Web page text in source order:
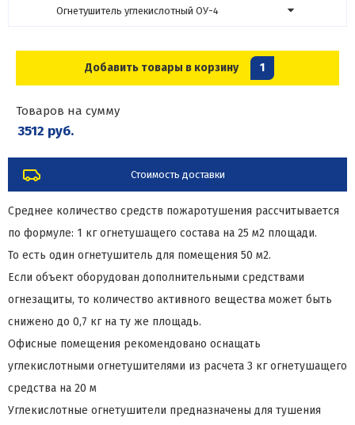
Огнетушитель углекислотный ОУ-4
Добавить товары в корзину 1
Товаров на сумму
3512 руб.
Стоимость доставки
Среднее количество средств пожаротушения рассчитывается
по формуле: 1 кг огнетушащего состава на 25 м2 площади.
То есть один огнетушитель для помещения 50 м2.
Если объект оборудован дополнительными средствами
огнезащиты, то количество активного вещества может быть
снижено до 0,7 кг на ту же площадь.
Офисные помещения рекомендовано оснащать
углекислотными огнетушителями из расчета 3 кг огнетушащего
средства на 20 м
Углекислотные огнетушители предназначены для тушения